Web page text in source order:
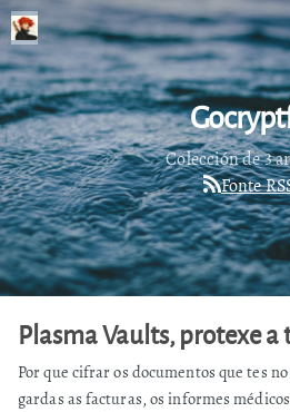
Colección de 3
Fonte
Plasma Vaults, protexe
Por que cifrar os documentos que tes
gardas as facturas, os informes